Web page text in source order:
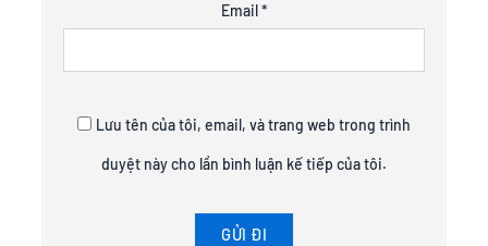
Email*
Lưu tên của tôi, email, và trang web trong trình
duyệt này cho lần bình luận kế tiếp của tôi.